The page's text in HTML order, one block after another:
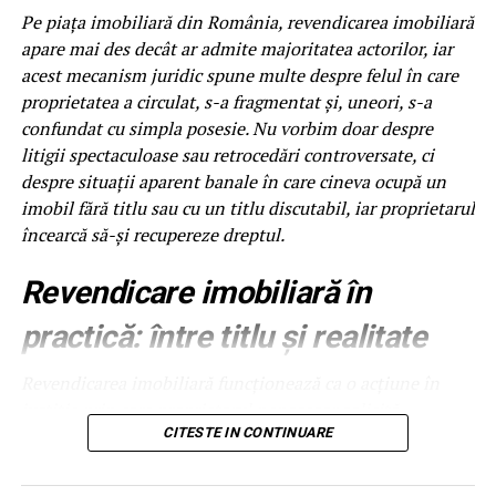
plasticul negru lucios si zonele cu vopsea mata. Spuma
buna are pH neutru sau usor alcalin si nu ataca aceste
suprafete. Jetul de clatire trebuie sa fie la presiune medie,
nu maxima, pentru a nu forta apa sub capace. Foloseste
duze evazate la clatire, care distribuie apa uniform, fara
presiune directionata. Aceste setari sunt usor de
implementat si reduc semnificativ riscul de reclamatii pe
caroserie delicata.
touchless
Un program touchless complet dureaza 5-8 minute:
cu perii de 10-12 minute, touchless este cu 30-40% mai
minute economisite, adica 1-2 ore in plus pentru alte
Pe piața imobiliară din România, revendicarea imobiliară
apare mai des decât ar admite majoritatea actorilor, iar
acest mecanism juridic spune multe despre felul în care
proprietatea a circulat, s-a fragmentat și, uneori, s-a
confundat cu simpla posesie. Nu vorbim doar despre
litigii spectaculoase sau retrocedări controversate, ci
despre situații aparent banale în care cineva ocupă un
imobil fără titlu sau cu un titlu discutabil, iar proprietarul
încearcă să-și recupereze dreptul.
Revendicare imobiliară în
practică: între titlu și realitate
justiție prin care proprietarul neposesor solicită
restituirea bunului de la posesorul neproprietar. Simplu
CITESTE IN CONTINUARE